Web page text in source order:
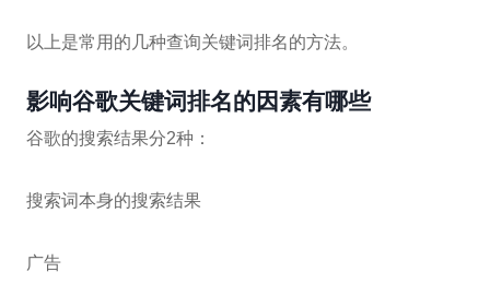
以上是常用的几种查询关键词排名的方法。
影响谷歌关键词排名的因素有哪些
谷歌的搜索结果分2种：
搜索词本身的搜索结果
广告